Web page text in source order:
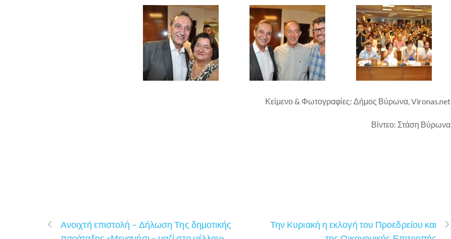
Κείμενο & Φωτογραφίες: Δήμος Βύρωνα, Vironas.net
Βίντεο: Στάση Βύρωνα
Ανοιχτή επιστολή – Δήλωση Της δημοτικής
Την Κυριακή η εκλογή του Προεδρείου και